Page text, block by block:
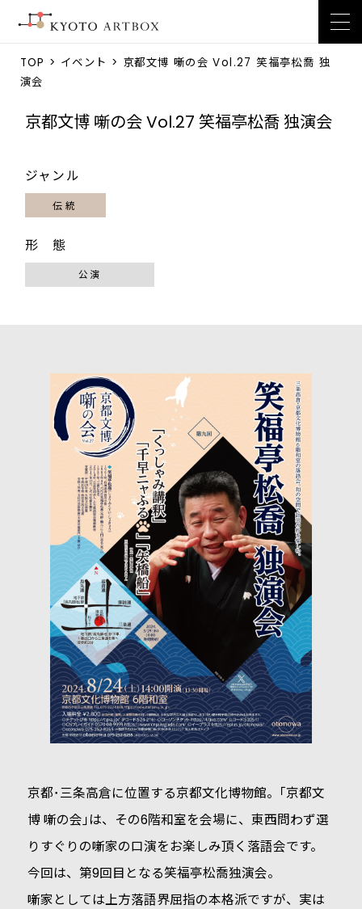
TOP > イベント > 京都文博 噺の会 Vol.27 笑福亭松喬 独
演会
京都文博 噺の会 Vol.27 笑福亭松喬 独演会
ジャンル
伝統
形 態
公演
京都･三条高倉に位置する京都文化博物館。｢京都文
博 噺の会｣は、その6階和室を会場に、東西問わず選
りすぐりの噺家の口演をお楽しみ頂く落語会です。
今回は、第9回目となる笑福亭松喬独演会。
噺家としては上方落語界屈指の本格派ですが、実は